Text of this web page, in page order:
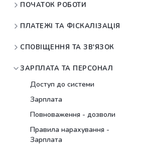
ПОЧАТОК РОБОТИ
ПЛАТЕЖІ ТА ФІСКАЛІЗАЦІЯ
СПОВІЩЕННЯ ТА ЗВ'ЯЗОК
ЗАРПЛАТА ТА ПЕРСОНАЛ
Доступ до системи
Зарплата
Повноваження - дозволи
Правила нарахування -
Зарплата